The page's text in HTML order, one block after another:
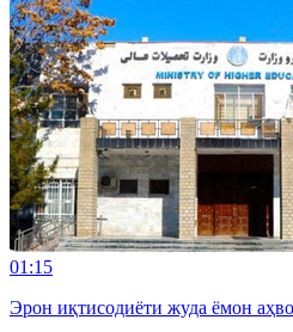
01:15
Эрон иқтисодиёти жуда ёмон